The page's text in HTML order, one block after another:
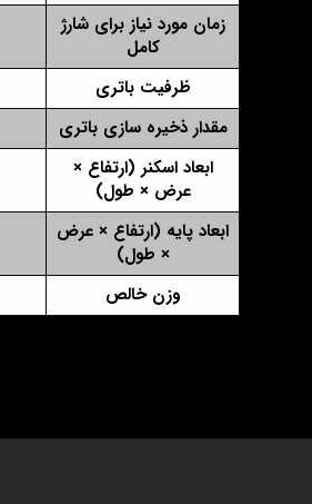
زمان مورد نیاز برای شارژ
کامل
ظرفیت باتری
مقدار ذخیره سازی باتری
ابعاد اسکنر (ارتفاع ×
عرض × طول)
ابعاد پایه (ارتفاع × عرض
× طول)
وزن خالص